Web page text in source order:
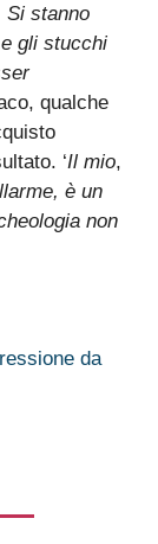
Si stanno
gli stucchi
qualche
‘Il mio,
è un
non
da